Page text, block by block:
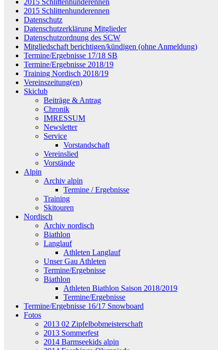
2015 Schlittenhunderennen
Datenschutz
Datenschutzerklärung Mitglieder
Datenschutzordnung des SCW
Mitgliedschaft berichtigen/kündigen (ohne Anmeldung)
Termine/Ergebnisse 17/18 SB
Termine/Ergebnisse 2018/19
Training Nordisch 2018/19
Vereinszeitung(en)
Skiclub
Beiträge & Antrag
Chronik
IMRESSUM
Newsletter
Service
Vorstandschaft
Vereinslied
Vorstände
Alpin
Archiv alpin
Termine / Ergebnisse
Training
Skitouren
Nordisch
Archiv nordisch
Biathlon
Langlauf
Athleten Langlauf
Unser Gau Athleten
Termine/Ergebnisse
Biathlon
Athleten Biathlon Saison 2018/2019
Termine/Ergebnisse
Termine/Ergebnisse 16/17 Snowboard
Fotos
2013 02 Zipfelbobmeisterschaft
2013 Sommerfest
2014 Barmseekids alpin